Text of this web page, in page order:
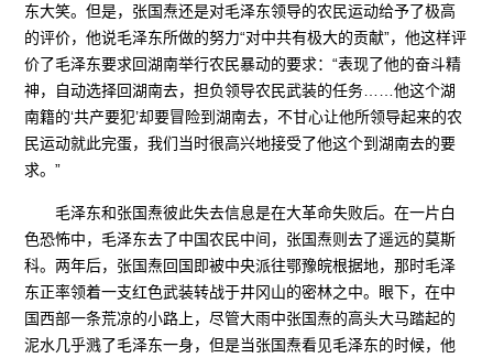
东大笑。但是，张国焘还是对毛泽东领导的农民运动给予了极高
的评价，他说毛泽东所做的努力“对中共有极大的贡献”，他这样评
价了毛泽东要求回湖南举行农民暴动的要求：“表现了他的奋斗精
神，自动选择回湖南去，担负领导农民武装的任务……他这个湖
南籍的‘共产要犯’却要冒险到湖南去，不甘心让他所领导起来的农
民运动就此完蛋，我们当时很高兴地接受了他这个到湖南去的要
求。”
毛泽东和张国焘彼此失去信息是在大革命失败后。在一片白
色恐怖中，毛泽东去了中国农民中间，张国焘则去了遥远的莫斯
科。两年后，张国焘回国即被中央派往鄂豫皖根据地，那时毛泽
东正率领着一支红色武装转战于井冈山的密林之中。眼下，在中
国西部一条荒凉的小路上，尽管大雨中张国焘的高头大马踏起的
泥水几乎溅了毛泽东一身，但是当张国焘看见毛泽东的时候，他